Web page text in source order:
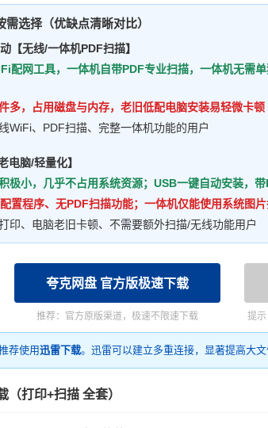
需选择（优缺点清晰对比）
【无线/一体机PDF扫描】
配网工具，一体机自带PDF专业扫描，一体机无需
多，占用磁盘与内存，老旧低配电脑安装易轻微卡顿
WiFi、PDF扫描、完整一体机功能的用户
电脑/轻量化】
极小，几乎不占用系统资源；USB一键自动安装，
置程序、无PDF扫描功能；一体机仅能使用系统图
印、电脑老旧卡顿、不需要额外扫描/无线功能用户
夸克网盘 官方版极速下载
推荐：官方原版渠道，极速不限速下载 提
荐使用迅雷下载。迅雷可以建立多重连接，显著提高大文
（打印+扫描 全套）